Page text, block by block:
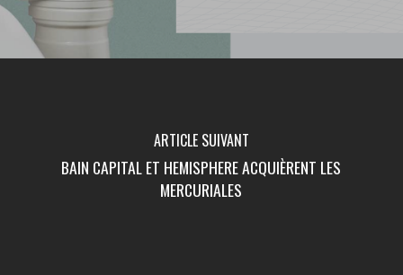
ARTICLE SUIVANT
BAIN CAPITAL ET HEMISPHERE ACQUIÈRENT LES
MERCURIALES